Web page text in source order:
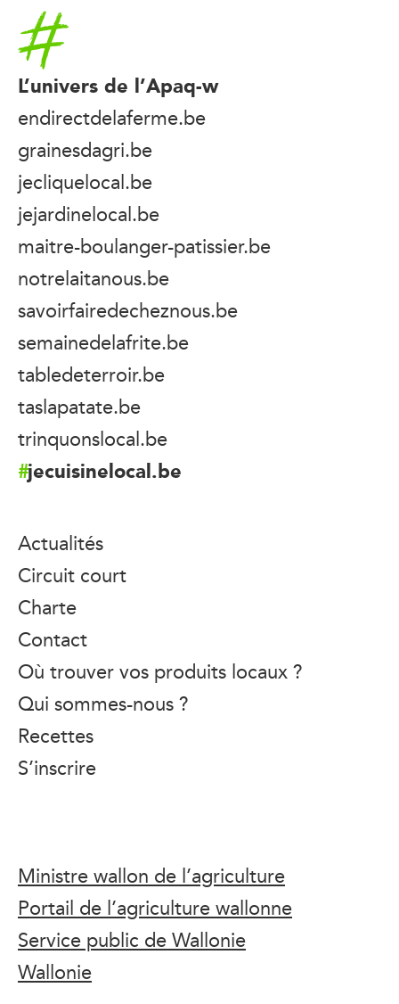
Accueil
L’univers de l’Apaq-w
endirectdelaferme.be
grainesdagri.be
jecliquelocal.be
jejardinelocal.be
maitre-boulanger-patissier.be
notrelaitanous.be
savoirfairedecheznous.be
semainedelafrite.be
tabledeterroir.be
taslapatate.be
trinquonslocal.be
jecuisinelocal.be
Actualités
Circuit court
Charte
Contact
Où trouver vos produits locaux ?
Qui sommes-nous ?
Recettes
S’inscrire
Ministre wallon de l’agriculture
Portail de l’agriculture wallonne
Service public de Wallonie
Wallonie